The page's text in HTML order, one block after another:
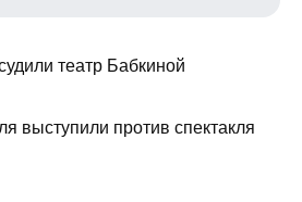
театр Бабкиной
выступили против спектакля